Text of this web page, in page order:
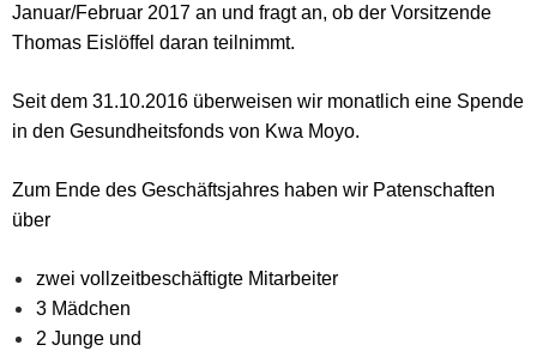
Januar/Februar 2017 an und fragt an, ob der Vorsitzende
Thomas Eislöffel daran teilnimmt.
Seit dem 31.10.2016 überweisen wir monatlich eine Spende
in den Gesundheitsfonds von Kwa Moyo.
Zum Ende des Geschäftsjahres haben wir Patenschaften
über
zwei vollzeitbeschäftigte Mitarbeiter
3 Mädchen
2 Junge und